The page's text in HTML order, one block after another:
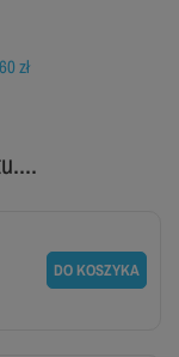
zł
DO KOSZYKA